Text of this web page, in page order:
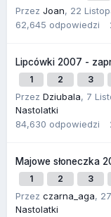
Przez Joan, 22
62,645 odpowiedzi
Lipcówki 2007 -
1 2 3
Przez Dziubala, 7
Nastolatki
84,630 odpowiedzi
Majowe słoneczka
1 2 3
Przez czarna_aga,
Nastolatki